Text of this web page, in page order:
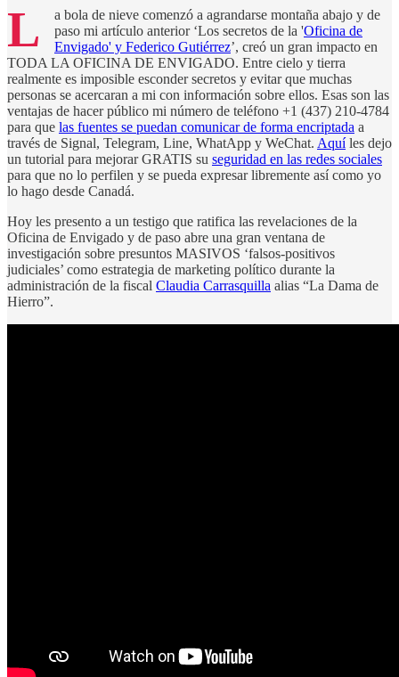
L
a bola de nieve comenzó a agrandarse montaña abajo y de
paso mi artículo anterior ‘Los secretos de la 'Oficina de
Envigado' y Federico Gutiérrez’, creó un gran impacto en
TODA LA OFICINA DE ENVIGADO. Entre cielo y tierra
realmente es imposible esconder secretos y evitar que muchas
personas se acercaran a mi con información sobre ellos. Esas son las
ventajas de hacer público mi número de teléfono +1 (437) 210-4784
para que las fuentes se puedan comunicar de forma encriptada a
través de Signal, Telegram, Line, WhatApp y WeChat. Aquíles dejo
un tutorial para mejorar GRATIS su seguridad en las redes sociales
para que no lo perfilen y se pueda expresar libremente así como yo
lo hago desde Canadá.
Hoy les presento a un testigo que ratifica las revelaciones de la
Oficina de Envigado y de paso abre una gran ventana de
investigación sobre presuntos MASIVOS ‘falsos-positivos
judiciales’ como estrategia de marketing político durante la
administración de la fiscal Claudia Carrasquilla alias “La Dama de
Hierro”.